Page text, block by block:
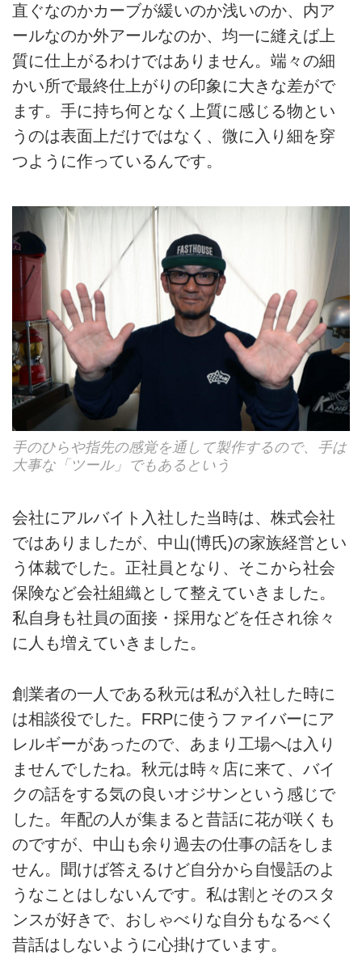
直ぐなのかカーブが緩いのか浅いのか、内ア
ールなのか外アールなのか、均一に縫えば上
質に仕上がるわけではありません。端々の細
かい所で最終仕上がりの印象に大きな差がで
ます。手に持ち何となく上質に感じる物とい
うのは表面上だけではなく、微に入り細を穿
つように作っているんです。
手のひらや指先の感覚を通して製作するので、手は
大事な「ツール」でもあるという
会社にアルバイト入社した当時は、株式会社
ではありましたが、中山(博氏)の家族経営とい
う体裁でした。正社員となり、そこから社会
保険など会社組織として整えていきました。
私自身も社員の面接・採用などを任され徐々
に人も増えていきました。
創業者の一人である秋元は私が入社した時に
は相談役でした。FRPに使うファイバーにア
レルギーがあったので、あまり工場へは入り
ませんでしたね。秋元は時々店に来て、バイ
クの話をする気の良いオジサンという感じで
した。年配の人が集まると昔話に花が咲くも
のですが、中山も余り過去の仕事の話をしま
せん。聞けば答えるけど自分から自慢話のよ
うなことはしないんです。私は割とそのスタ
ンスが好きで、おしゃべりな自分もなるべく
昔話はしないように心掛けています。